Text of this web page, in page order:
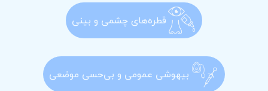
قطره‌های چشمی و بینی
بیهوشی عمومی و بی‌حسی موضعی